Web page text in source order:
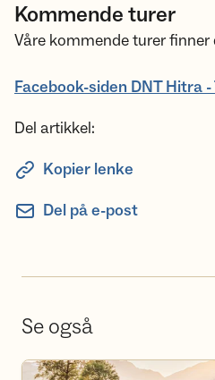
Kommende turer
Våre kommende turer finner
Facebook-siden DNT
Del artikkel:
Kopier lenke
Del på e-post
Se også
Bestill overnatting på hyttene